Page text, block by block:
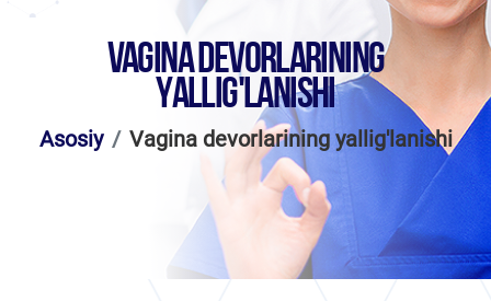
VAGINA DEVORLARINING
YALLIG'LANISHI
Asosiy Vagina devorlarining yallig'lanishi